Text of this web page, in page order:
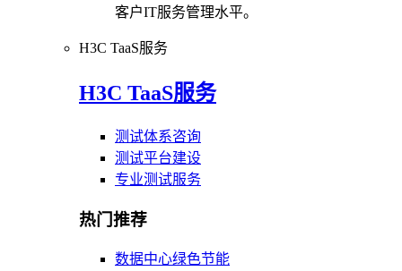
客户IT服务管理水平。
H3C TaaS服务
H3C TaaS服务
测试体系咨询
测试平台建设
专业测试服务
热门推荐
数据中心绿色节能